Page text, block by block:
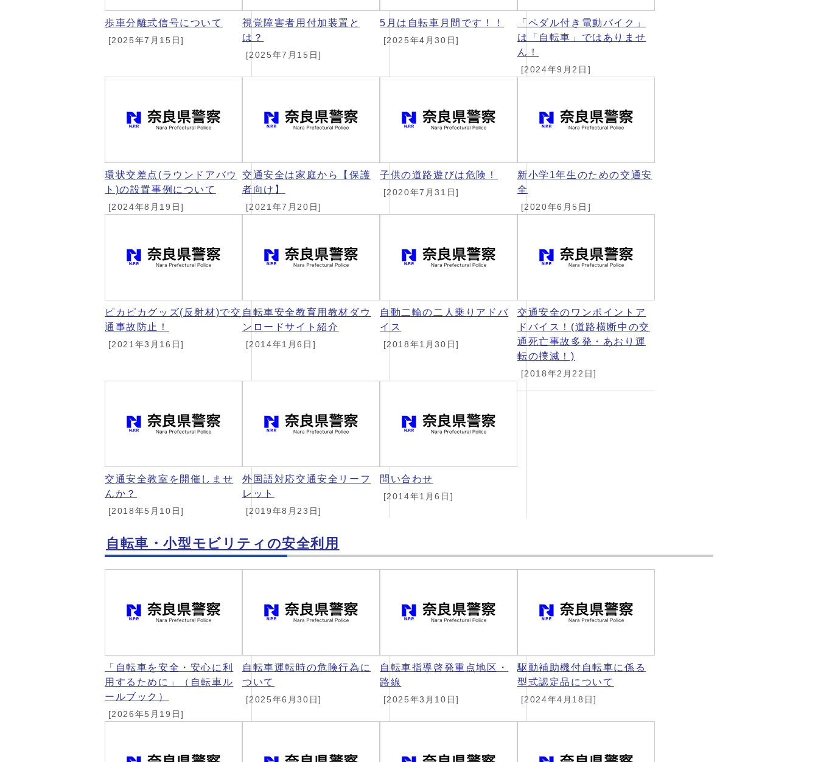
歩車分離式信号について
[2025年7月15日]
視覚障害者用付加装置と
は？
[2025年7月15日]
5月は自転車月間です！！
[2025年4月30日]
「ペダル付き電動バイク」
は「自転車」ではありませ
ん！
[2024年9月2日]
環状交差点(ラウンドアバウ
ト)の設置事例について
[2024年8月19日]
交通安全は家庭から【保護
者向け】
[2021年7月20日]
子供の道路遊びは危険！
[2020年7月31日]
新小学1年生のための交通安
全
[2020年6月5日]
ピカピカグッズ(反射材)で交
通事故防止！
[2021年3月16日]
自転車安全教育用教材ダウ
ンロードサイト紹介
[2014年1月6日]
自動二輪の二人乗りアドバ
イス
[2018年1月30日]
交通安全のワンポイントア
ドバイス！(道路横断中の交
通死亡事故多発・あおり運
転の撲滅！)
[2018年2月22日]
交通安全教室を開催しませ
んか？
[2018年5月10日]
外国語対応交通安全リーフ
レット
[2019年8月23日]
問い合わせ
[2014年1月6日]
自転車・小型モビリティの安全利用
「自転車を安全・安心に利
用するために」（自転車ル
ールブック）
[2026年5月19日]
自転車運転時の危険行為に
ついて
[2025年6月30日]
自転車指導啓発重点地区・
路線
[2025年3月10日]
駆動補助機付自転車に係る
型式認定品について
[2024年4月18日]